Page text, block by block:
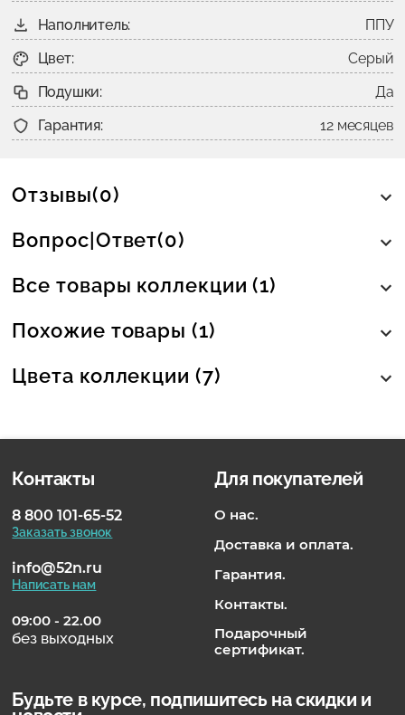
Наполнитель:
ППУ
Цвет:
Серый
Подушки:
Да
Гарантия:
12 месяцев
Отзывы(0)
Вопрос|Ответ(0)
Все товары коллекции (1)
Похожие товары (1)
Цвета коллекции (7)
Контакты
8 800 101-65-52
Заказать звонок
info@52n.ru
Написать нам
09:00 - 22.00
без выходных
Для покупателей
О нас.
Доставка и оплата.
Гарантия.
Контакты.
Подарочный
сертификат.
Будьте в курсе, подпишитесь на скидки и